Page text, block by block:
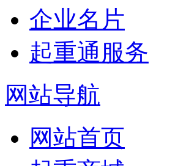
企业名片
起重通服务
网站导航
网站首页